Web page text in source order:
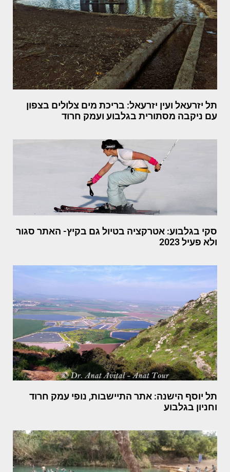
תל יזרעאל ועין יזרעאל: בריכת מים צלולים בצפון
עם ניקבה מסתורית בגלבוע ועמק חרוד
סקי בגלבוע: אטרקציה בטיול גם בקיץ- האתר סגור
ולא פעיל 2023
תל יוסף הישנה: אתר התיישבות, נופי עמק חרוד
וחניון בגלבוע